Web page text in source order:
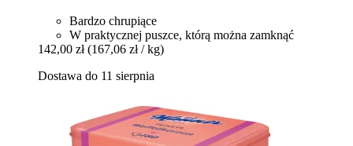
Bardzo chrupiące
W praktycznej puszce, którą można zamknąć
142,00 zł (167,06 zł / kg)
Dostawa do 11 sierpnia